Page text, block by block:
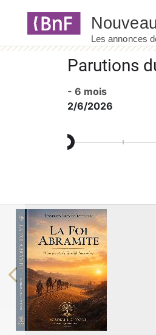
Parutions
- 6 mois
2/6/2026
Previous